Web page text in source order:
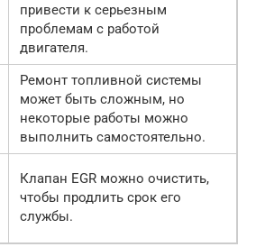
привести к серьезным
проблемам с работой
двигателя.
Ремонт топливной системы
может быть сложным, но
некоторые работы можно
выполнить самостоятельно.
Клапан EGR можно очистить,
чтобы продлить срок его
службы.